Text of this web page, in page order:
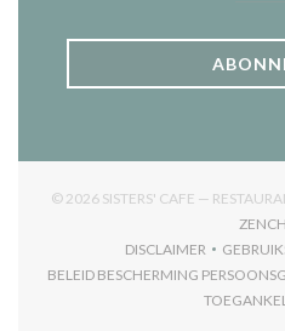
© 2026 SISTERS' CAFE —
DISCLAIMER
((OPENT IN EEN
BELEID BESCHERMING
((OPENT